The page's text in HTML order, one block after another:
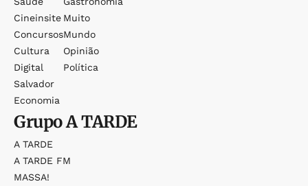
Cineinsite
Concursos
Cultura
Digital
Salvador
Economia
Muito
Mundo
Opinião
Política
GrupoA TARDE
A TARDE
A TARDE FM
MASSA!